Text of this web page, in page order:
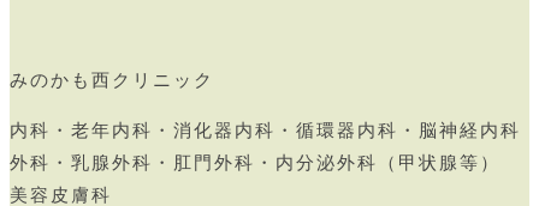
みのかも西クリニック
内科・老年内科・消化器内科・循環器内科・脳神経内科
外科・乳腺外科・肛門外科・内分泌外科（甲状腺等）
美容皮膚科